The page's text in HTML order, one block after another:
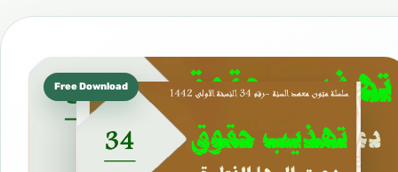
Free Download